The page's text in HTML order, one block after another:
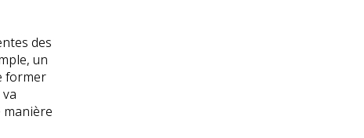
des
un
former
manière